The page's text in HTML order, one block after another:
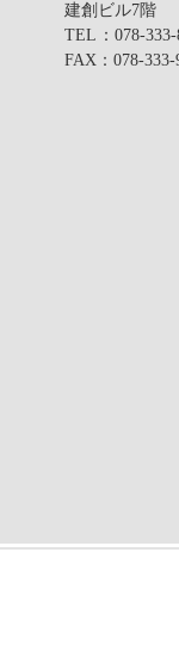
建創ビル7階
TEL ：078-
FAX ：078-